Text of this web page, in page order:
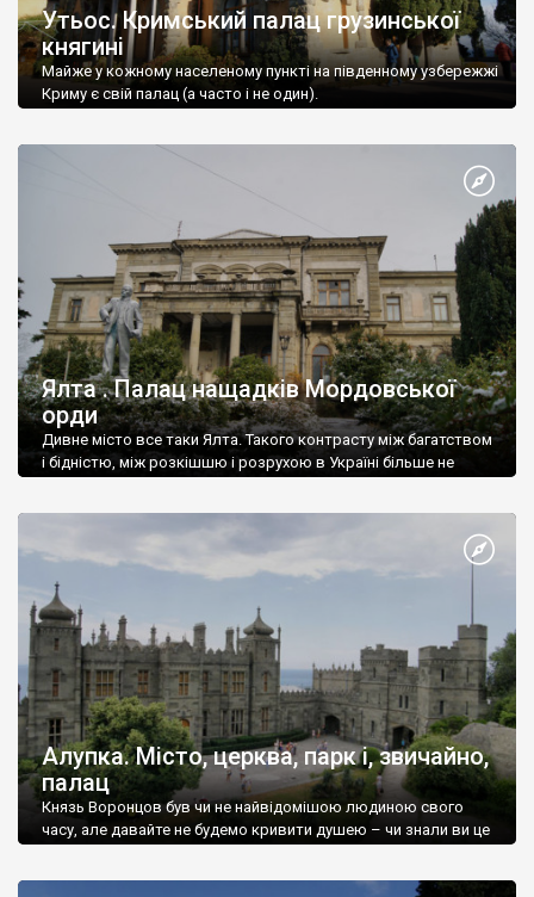
Утьос. Кримський палац грузинської
княгині
Майже у кожному населеному пункті на південному узбережжі
Криму є свій палац (а часто і не один).
Ялта . Палац нащадків Мордовської
орди
Дивне місто все таки Ялта. Такого контрасту між багатством
і бідністю, між розкішшю і розрухою в Україні більше не
Алупка. Місто, церква, парк і, звичайно,
палац
Князь Воронцов був чи не найвідомішою людиною свого
часу, але давайте не будемо кривити душею – чи знали ви це